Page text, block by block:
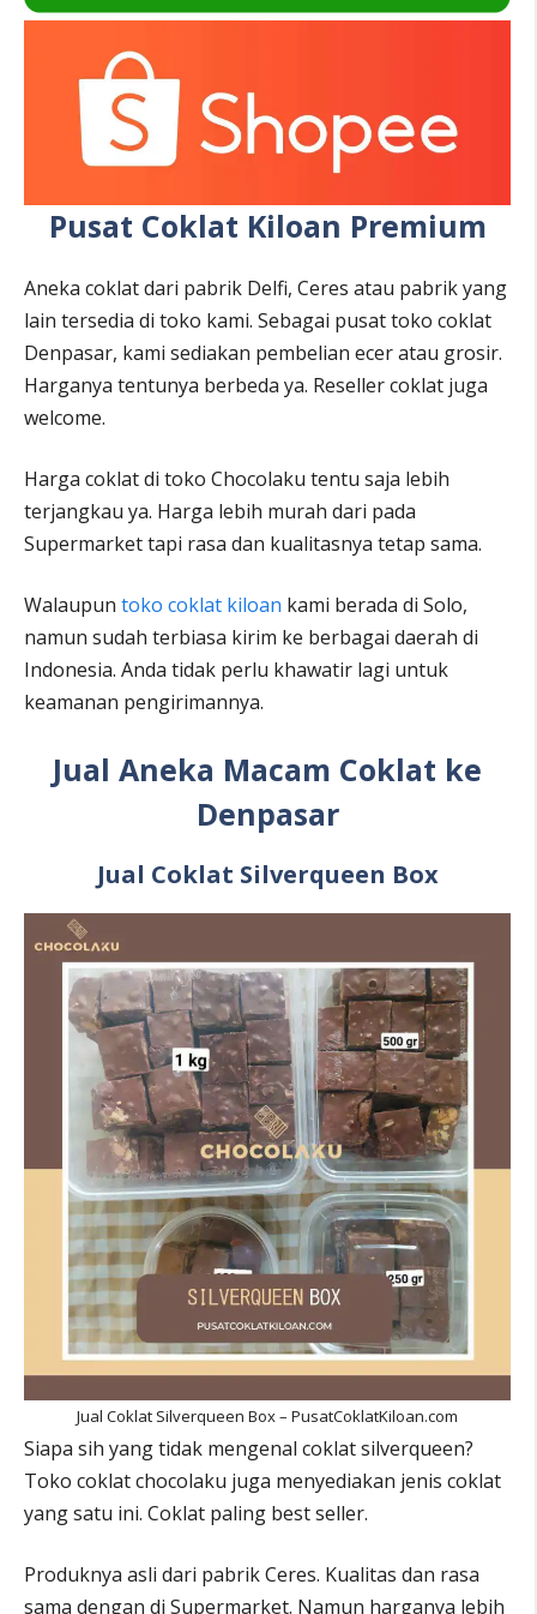
Pusat Coklat Kiloan Premium
Aneka coklat dari pabrik Delfi, Ceres atau pabrik yang
lain tersedia di toko kami. Sebagai pusat toko coklat
Denpasar, kami sediakan pembelian ecer atau grosir.
Harganya tentunya berbeda ya. Reseller coklat juga
welcome.
Harga coklat di toko Chocolaku tentu saja lebih
terjangkau ya. Harga lebih murah dari pada
Supermarket tapi rasa dan kualitasnya tetap sama.
Walaupun toko coklat kiloan kami berada di Solo,
namun sudah terbiasa kirim ke berbagai daerah di
Indonesia. Anda tidak perlu khawatir lagi untuk
keamanan pengirimannya.
Jual Aneka Macam Coklat ke
Denpasar
Jual Coklat Silverqueen Box
Jual Coklat Silverqueen Box – PusatCoklatKiloan.com
Siapa sih yang tidak mengenal coklat silverqueen?
Toko coklat chocolaku juga menyediakan jenis coklat
yang satu ini. Coklat paling best seller.
Produknya asli dari pabrik Ceres. Kualitas dan rasa
sama dengan di Supermarket. Namun harganya lebih